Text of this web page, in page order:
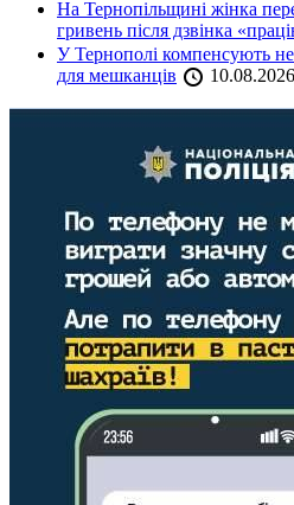
На Тернопільщині жінка
гривень після дзвінка
У Тернополі компенсують
для мешканців
10.08.2026